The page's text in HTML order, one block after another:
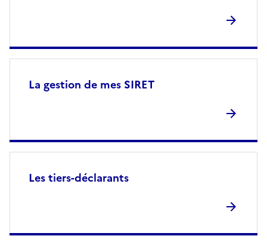
La gestion de mes SIRET
Les tiers-déclarants